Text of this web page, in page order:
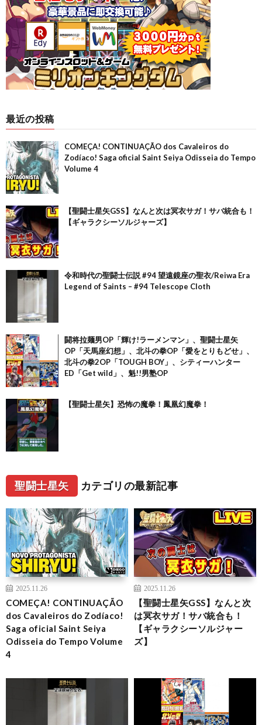
最近の投稿
COMEÇA! CONTINUAÇÃO dos Cavaleiros do
Zodíaco! Saga oficial Saint Seiya Odisseia do Tempo
Volume 4
【聖闘士星矢GSS】なんと次は冥衣サガ！サバ統合も！
【ギャラクシーソルジャーズ】
令和時代の聖闘士伝説 #94 望遠鏡座の聖衣/Reiwa Era
Legend of Saints – #94 Telescope Cloth
闘将拉麺男OP「輝け!ラーメンマン」、聖闘士星矢
OP「天馬座幻想」、北斗の拳OP「愛をとりもどせ」、
北斗の拳2OP「TOUGH BOY」、シティーハンター
ED「Get wild」、魁!!男塾OP
【聖闘士星矢】恐怖の魔拳！鳳凰幻魔拳！
聖闘士星矢 カテゴリの最新記事
2025.11.26
COMEÇA! CONTINUAÇÃO
dos Cavaleiros do Zodíaco!
Saga oficial Saint Seiya
Odisseia do Tempo Volume
4
2025.11.26
【聖闘士星矢GSS】なんと次
は冥衣サガ！サバ統合も！
【ギャラクシーソルジャー
ズ】